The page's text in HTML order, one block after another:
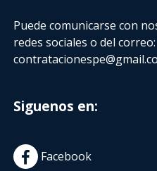
Puede comunicarse con
redes sociales o del correo:
Siguenos en:
Facebook